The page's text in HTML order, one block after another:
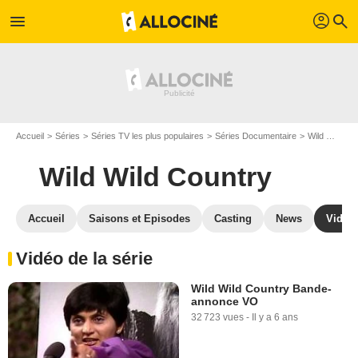
menu profil search
Accueil Séries Séries TV les plus populaires Séries Documentaire Wild Wild Country
Wild Wild Country
Accueil Saisons et Episodes Casting News
Vidéo de la série
Wild Wild Country Bande-
annonce VO
32 723 vues - Il y a 6 ans